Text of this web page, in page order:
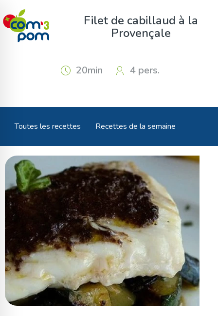
Filet de cabillaud à la
Provençale
20min 4 pers.
Toutes les recettes Recettes de la semaine